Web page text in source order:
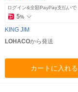
ログイン&全額PayPay支払いで
5%
KING JIM
LOHACOから発送
カートに入れる